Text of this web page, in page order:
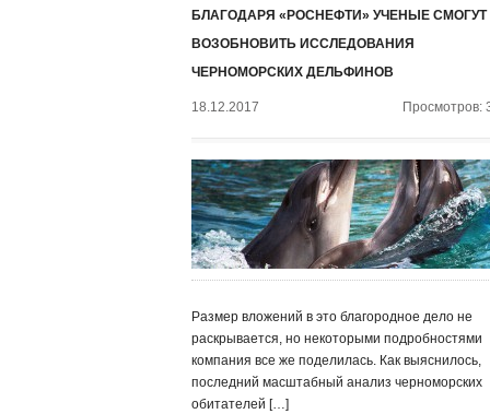
БЛАГОДАРЯ «РОСНЕФТИ» УЧЕНЫЕ СМОГУТ
ВОЗОБНОВИТЬ ИССЛЕДОВАНИЯ
ЧЕРНОМОРСКИХ ДЕЛЬФИНОВ
18.12.2017 Просмотров:
Размер вложений в это благородное дело не
раскрывается, но некоторыми подробностями
компания все же поделилась. Как выяснилось,
последний масштабный анализ черноморских
обитателей […]